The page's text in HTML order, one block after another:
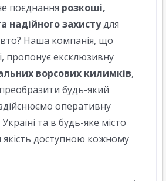
поєднання розкоші,
надійного захистудля
Наша компанія, що
пропонує ексклюзивну
ворсових килимків,
будь-який
оперативну
та в будь-яке місто
доступною кожному